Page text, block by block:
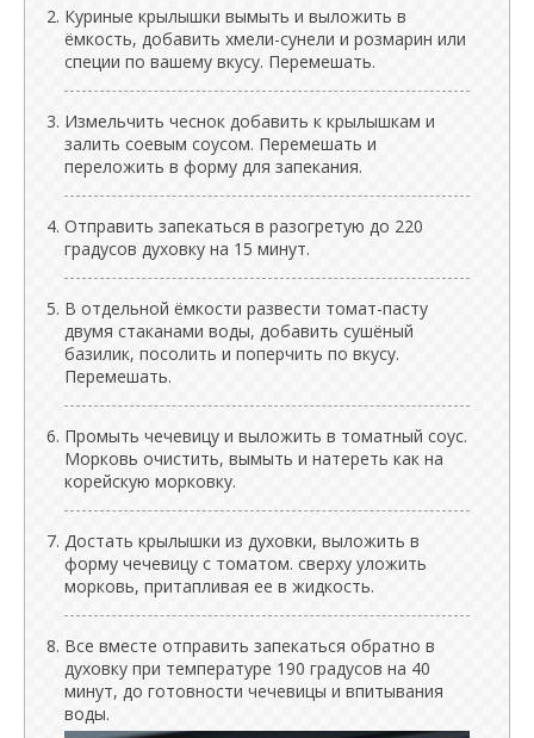
Куриные крылышки вымыть и выложить в
ёмкость, добавить хмели-сунели и розмарин или
специи по вашему вкусу. Перемешать.
Измельчить чеснок добавить к крылышкам и
залить соевым соусом. Перемешать и
переложить в форму для запекания.
Отправить запекаться в разогретую до 220
градусов духовку на 15 минут.
В отдельной ёмкости развести томат-пасту
двумя стаканами воды, добавить сушёный
базилик, посолить и поперчить по вкусу.
Перемешать.
Промыть чечевицу и выложить в томатный соус.
Морковь очистить, вымыть и натереть как на
корейскую морковку.
Достать крылышки из духовки, выложить в
форму чечевицу с томатом. сверху уложить
морковь, притапливая ее в жидкость.
Все вместе отправить запекаться обратно в
духовку при температуре 190 градусов на 40
минут, до готовности чечевицы и впитывания
воды.